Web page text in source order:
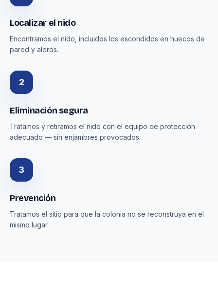
Localizar el nido
Encontramos el nido, incluidos los escondidos en huecos de
pared y aleros.
2
Eliminación segura
Tratamos y retiramos el nido con el equipo de protección
adecuado — sin enjambres provocados.
3
Prevención
Tratamos el sitio para que la colonia no se reconstruya en el
mismo lugar.